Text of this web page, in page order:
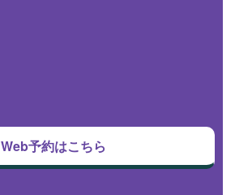
Web予約はこちら